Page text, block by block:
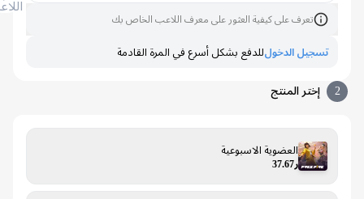
اللاعب
تعرف على كيفية العثور على معرف اللاعب الخاص بك
تسجيل الدخول للدفع بشكل أسرع في المرة القادمة
إختر المنتج
العضوية الاسبوعية
ر37.67